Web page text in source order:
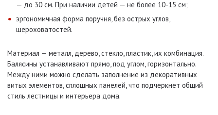
— до 30 см. При наличии детей — не более 10-15 см;
эргономичная форма поручня, без острых углов,
шероховатостей.
Материал — металл, дерево, стекло, пластик, их комбинация.
Балясины устанавливают прямо, под углом, горизонтально.
Между ними можно сделать заполнение из декоративных
витых элементов, сплошных панелей, что подчеркнет общий
стиль лестницы и интерьера дома.